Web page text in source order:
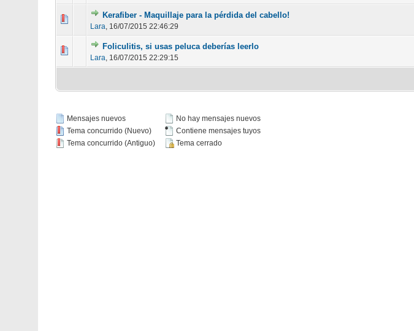
Kerafiber - Maquillaje para la pérdida del cabello!
Lara, 16/07/2015 22:46:29
0 voto(s) - Media 0 de 5
123
Foliculitis, si usas peluca deberías leerlo
Lara, 16/07/2015 22:29:15
1 voto(s) - Media 5 de 5
Mensajes nuevos
Tema concurrido (Nuevo)
Tema concurrido (Antiguo)
No hay mensajes nuevos
Contiene mensajes tuyos
Tema cerrado